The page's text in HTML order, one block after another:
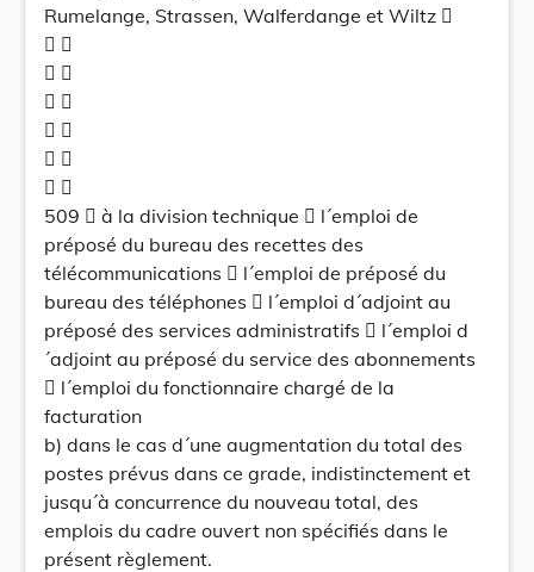
Rumelange, Strassen, Walferdange et Wiltz 
 
 
 
 
 
 
509  à la division technique  l´emploi de
préposé du bureau des recettes des
télécommunications  l´emploi de préposé du
bureau des téléphones  l´emploi d´adjoint au
préposé des services administratifs  l´emploi d
´adjoint au préposé du service des abonnements
 l´emploi du fonctionnaire chargé de la
facturation
b) dans le cas d´une augmentation du total des
postes prévus dans ce grade, indistinctement et
jusqu´à concurrence du nouveau total, des
emplois du cadre ouvert non spécifiés dans le
présent règlement.